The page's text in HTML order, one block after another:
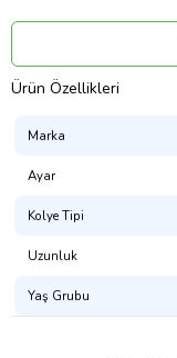
Kolye En : 0.90 cm
Ort. Ağırlık: 2.00 gr.
Ürün Kodu:
Ürün Özellikleri
Marka
Ayar
Kolye Tipi
Uzunluk
Yaş Grubu